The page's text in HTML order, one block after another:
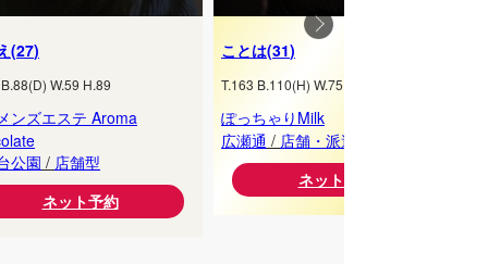
(27)
88(D) W.59 H.89
ンズエステ Aroma
公園 / 店舗型
ネット予約
ことは(31)
T.163 B.110(H) W.75
ぽっちゃりMilk
広瀬通 / 店舗・派遣
ネット予約